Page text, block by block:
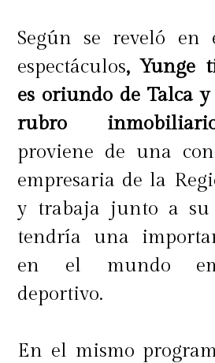
Según se reveló en
espectáculos, Yunge
es oriundo de Talca
rubro
proviene de una
empresaria de la
y trabaja junto a su
tendría una
en el mundo
deportivo.
En el mismo